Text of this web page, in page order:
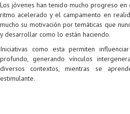
Los jóvenes han tenido mucho progreso en
ritmo acelerado y el campamento en
mucho su motivación por temáticas que
y desarrollar como lo están haciendo.
Iniciativas como esta permiten
profundo, generando vínculos
diversos contextos, mientras se
estimulante.
Práctica académica
Ofertas
Práctica social
Proyecto de grado
Reingreso
Maestría en Ingeniería de Software
Escuela Internacional de Verano
Sala de Video Juegos
Protocolo de bioseguridad